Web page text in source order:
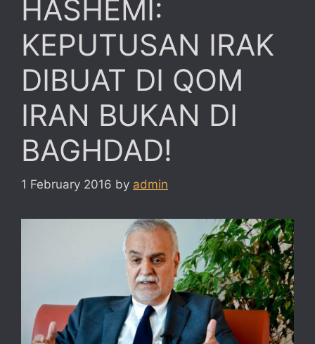
HASHEMI:
KEPUTUSAN IRAK
DIBUAT DI QOM
IRAN BUKAN DI
BAGHDAD!
1 February 2016 by admin